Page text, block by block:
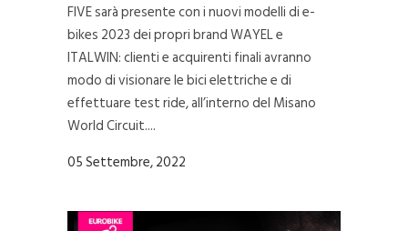
FIVE sarà presente con i nuovi modelli di e-
bikes 2023 dei propri brand WAYEL e
ITALWIN: clienti e acquirenti finali avranno
modo di visionare le bici elettriche e di
effettuare test ride, all’interno del Misano
World Circuit....
05 Settembre, 2022